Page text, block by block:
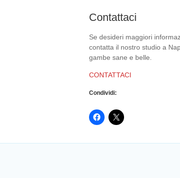
Contattaci
Se desideri maggiori
contatta il nostro studio a
gambe sane e belle.
CONTATTACI
Condividi: